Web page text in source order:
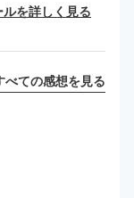
を詳しく見る
べての感想を見る